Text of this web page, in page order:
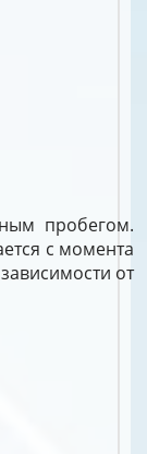
пробегом.
с момента
от